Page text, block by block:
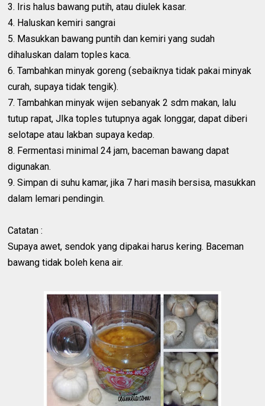
3. Iris halus bawang putih, atau diulek kasar.
4. Haluskan kemiri sangrai
5. Masukkan bawang puntih dan kemiri yang sudah
dihaluskan dalam toples kaca.
6. Tambahkan minyak goreng (sebaiknya tidak pakai minyak
curah, supaya tidak tengik).
7. Tambahkan minyak wijen sebanyak 2 sdm makan, lalu
tutup rapat, JIka toples tutupnya agak longgar, dapat diberi
selotape atau lakban supaya kedap.
8. Fermentasi minimal 24 jam, baceman bawang dapat
digunakan.
9. Simpan di suhu kamar, jika 7 hari masih bersisa, masukkan
dalam lemari pendingin.
Catatan :
Supaya awet, sendok yang dipakai harus kering. Baceman
bawang tidak boleh kena air.